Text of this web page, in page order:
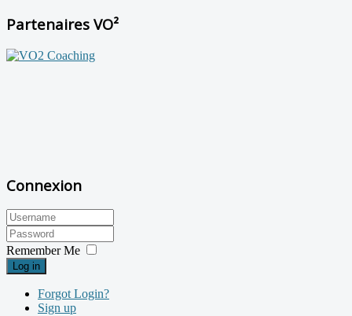
Partenaires VO²
Connexion
Remember Me
Log in
Forgot Login?
Sign up